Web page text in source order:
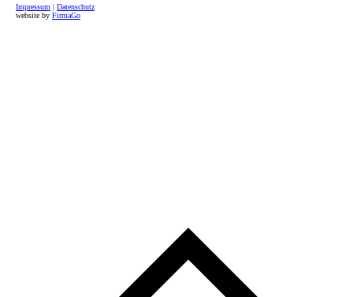
Impressum | Datenschutz
website by FirmaGo